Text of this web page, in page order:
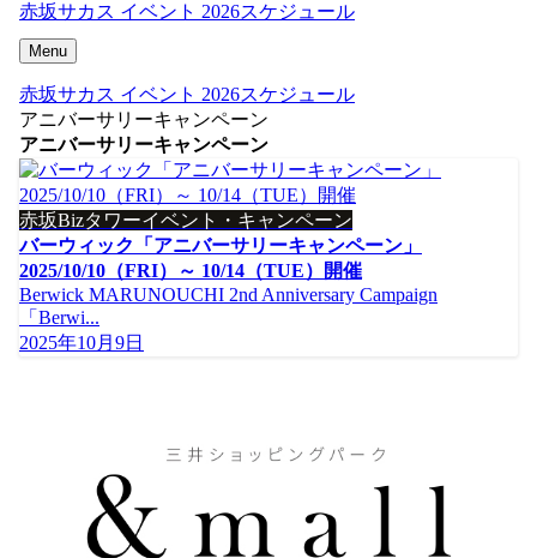
赤坂サカス イベント 2026スケジュール
Menu
赤坂サカス イベント 2026スケジュール
アニバーサリーキャンペーン
アニバーサリーキャンペーン
赤坂Bizタワーイベント・キャンペーン
バーウィック「アニバーサリーキャンペーン」
2025/10/10（FRI）～ 10/14（TUE）開催
Berwick MARUNOUCHI 2nd Anniversary Campaign
「Berwi...
2025年10月9日